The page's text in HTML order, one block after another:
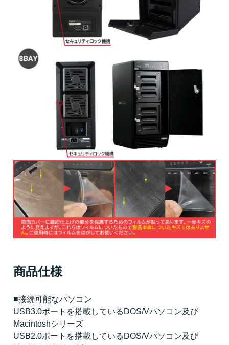
商品仕様
■接続可能なパソコン
USB3.0ポートを搭載しているDOS/Vパソコン及び
Macintoshシリーズ
USB2.0ポートを搭載しているDOS/Vパソコン及び